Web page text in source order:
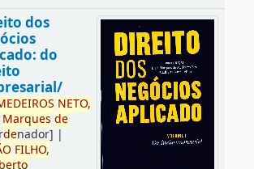
dos
do
DEIROS NETO,
Marques de
denador] |
FILHO,